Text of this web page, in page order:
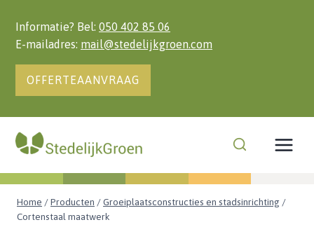
naar
inhoud
Informatie? Bel: 050 402 85 06
E-mailadres: mail@stedelijkgroen.com
OFFERTEAANVRAAG
Home /Producten /Groeiplaatsconstructies en stadsinrichting /
Cortenstaal maatwerk